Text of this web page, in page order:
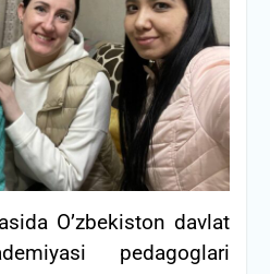
O’zbekiston davlat
pedagoglari